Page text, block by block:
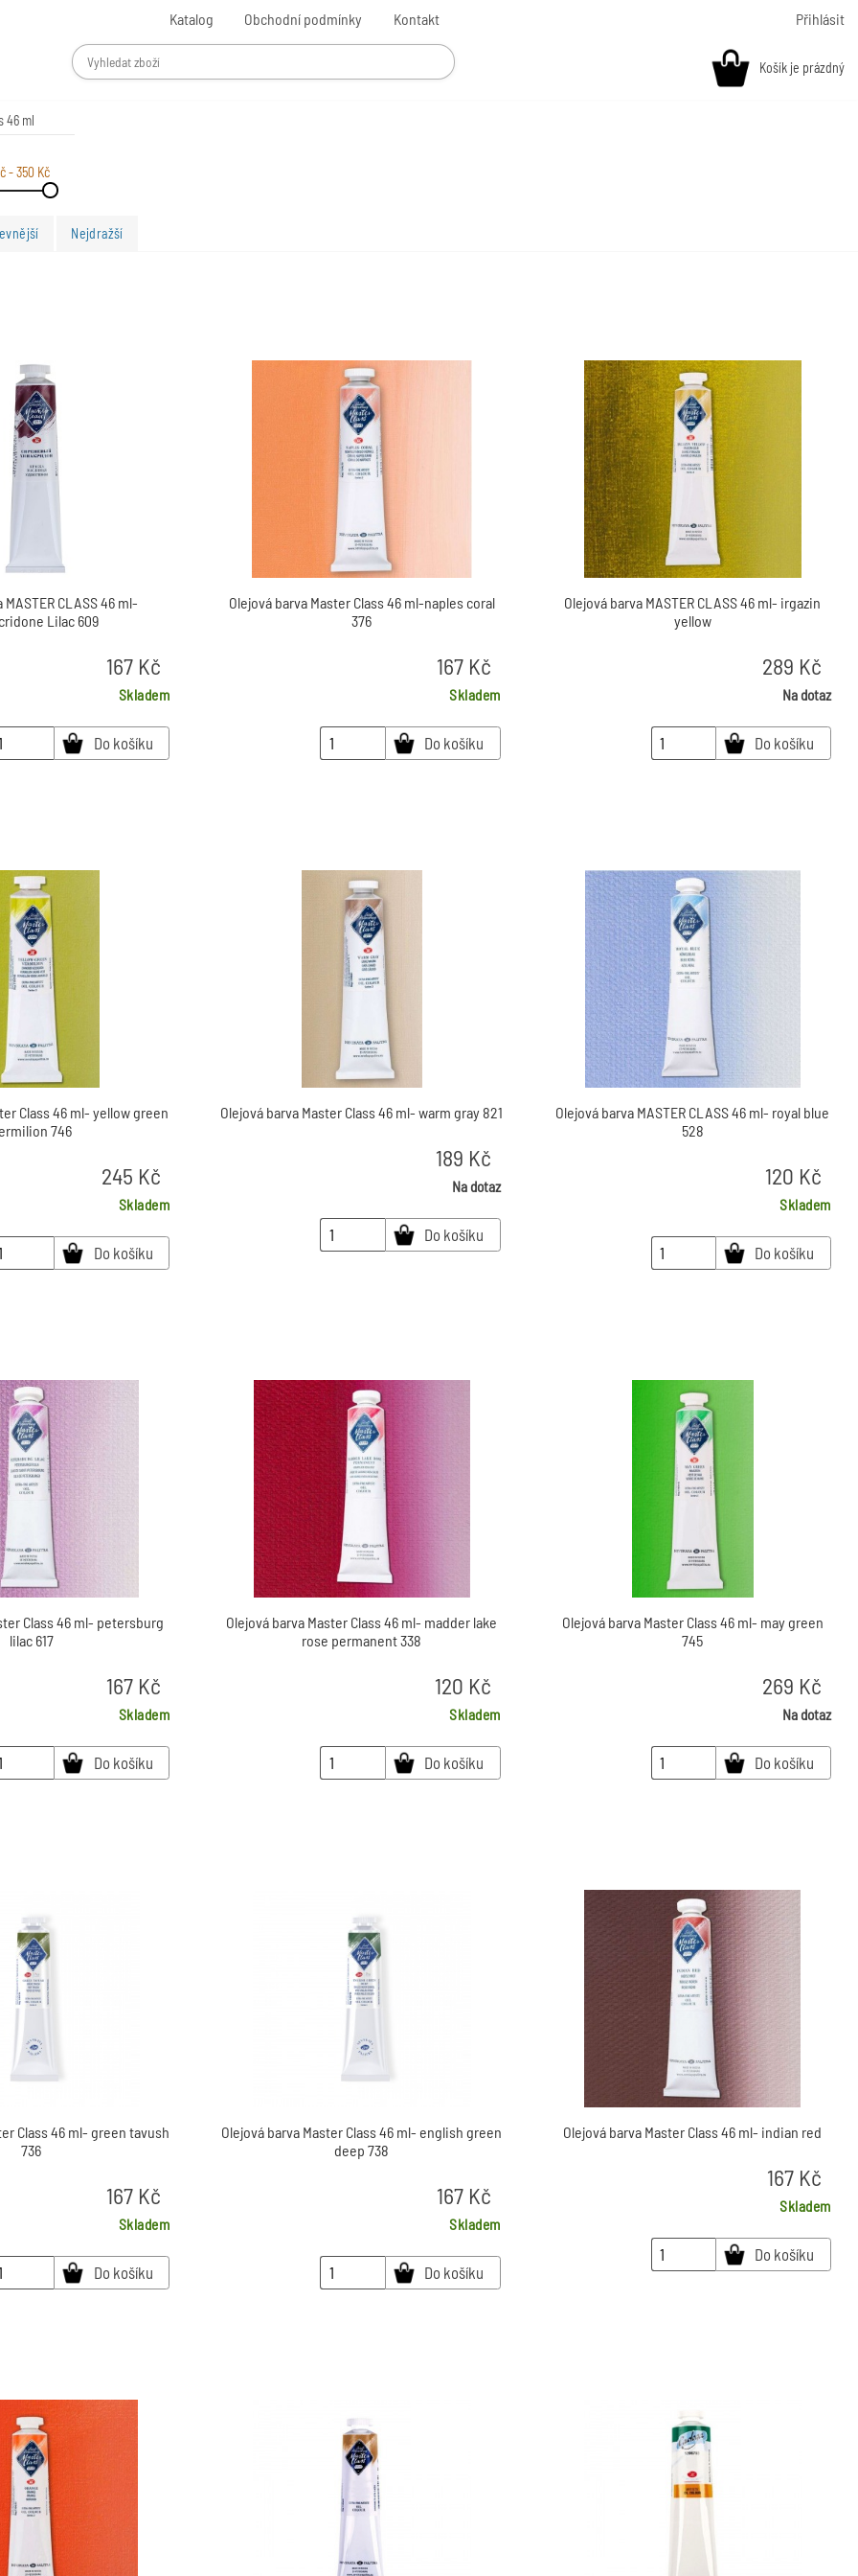
Přihlásit
Katalog Obchodní podmínky Kontakt
Košík je prázdný
46 ml
- 350 Kč
Nejdražší
CLASS 46 ml-
Lilac 609
167Kč
Skladem
Do košíku
Olejová barva Master Class 46 ml-naples coral
376
167 Kč
Skladem
Do košíku
Olejová barva MASTER CLASS 46 ml- irgazin
yellow
289 Kč
Na dotaz
Do košíku
Class 46 ml- yellow green
746
245 Kč
Skladem
Do košíku
Olejová barva Master Class 46 ml- warm gray 821
189 Kč
Na dotaz
Do košíku
Olejová barva MASTER CLASS 46 ml- royal blue
528
120 Kč
Skladem
Do košíku
Class 46 ml- petersburg
lilac 617
167Kč
Skladem
Do košíku
Olejová barva Master Class 46 ml- madder lake
rose permanent 338
120 Kč
Skladem
Do košíku
Olejová barva Master Class 46 ml- may green
745
269 Kč
Na dotaz
Do košíku
Class 46 ml- green tavush
736
167Kč
Skladem
Do košíku
Olejová barva Master Class 46 ml- english green
deep 738
167 Kč
Skladem
Do košíku
Olejová barva Master Class 46 ml- indian red
167 Kč
Skladem
Do košíku